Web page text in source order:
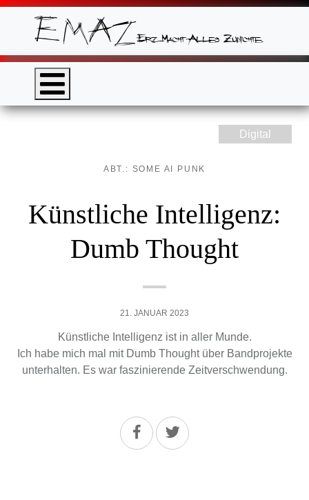
Digital
ABT.: SOME AI PUNK
Künstliche Intelligenz:
Dumb Thought
21. JANUAR 2023
Künstliche Intelligenz ist in aller Munde.
Ich habe mich mal mit Dumb Thought über Bandprojekte
unterhalten. Es war faszinierende Zeitverschwendung.